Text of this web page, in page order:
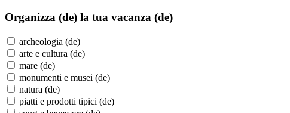
Organizza (de) la tua vacanza (de)
archeologia (de)
arte e cultura (de)
mare (de)
monumenti e musei (de)
natura (de)
piatti e prodotti tipici (de)